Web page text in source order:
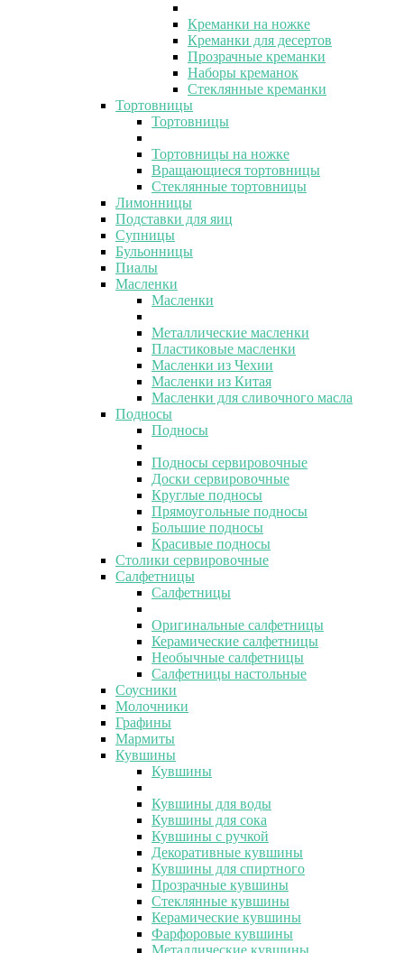
Креманки на ножке
Креманки для десертов
Прозрачные креманки
Наборы креманок
Стеклянные креманки
Тортовницы
Тортовницы
Тортовницы на ножке
Вращающиеся тортовницы
Стеклянные тортовницы
Лимонницы
Подставки для яиц
Супницы
Бульонницы
Пиалы
Масленки
Масленки
Металлические масленки
Пластиковые масленки
Масленки из Чехии
Масленки из Китая
Масленки для сливочного масла
Подносы
Подносы
Подносы сервировочные
Доски сервировочные
Круглые подносы
Прямоугольные подносы
Большие подносы
Красивые подносы
Столики сервировочные
Салфетницы
Салфетницы
Оригинальные салфетницы
Керамические салфетницы
Необычные салфетницы
Салфетницы настольные
Соусники
Молочники
Графины
Мармиты
Кувшины
Кувшины
Кувшины для воды
Кувшины для сока
Кувшины с ручкой
Декоративные кувшины
Кувшины для спиртного
Прозрачные кувшины
Стеклянные кувшины
Керамические кувшины
Фарфоровые кувшины
Металлические кувшины